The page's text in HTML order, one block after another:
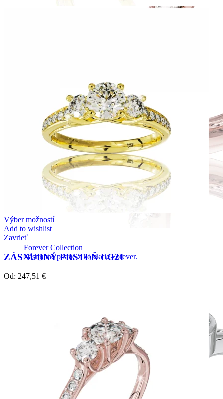
Forever Collection
Zásnubné prstne z kolekcie Forever.
Výber možností
Add to wishlist
Zavrieť
ZÁSNUBNÝ PRSTEŇ LG21
Od: 247,51 €